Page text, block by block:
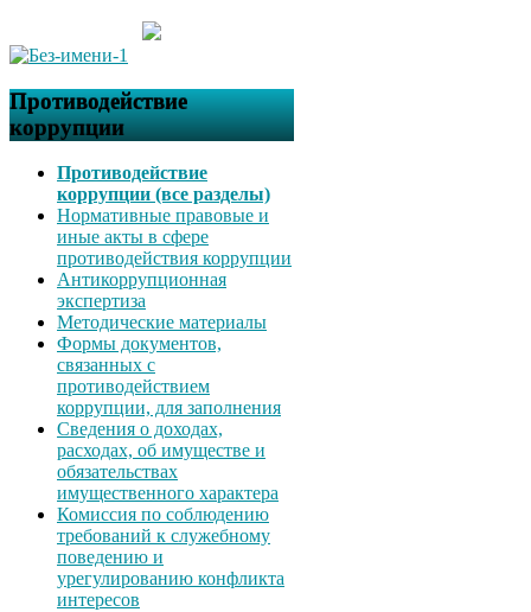
Противодействие
коррупции
Противодействие
коррупции (все разделы)
Нормативные правовые и
иные акты в сфере
противодействия коррупции
Антикоррупционная
экспертиза
Методические материалы
Формы документов,
связанных с
противодействием
коррупции, для заполнения
Сведения о доходах,
расходах, об имуществе и
обязательствах
имущественного характера
Комиссия по соблюдению
требований к служебному
поведению и
урегулированию конфликта
интересов